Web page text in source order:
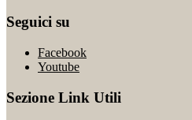
Seguici su
Facebook
Youtube
Sezione Link Utili